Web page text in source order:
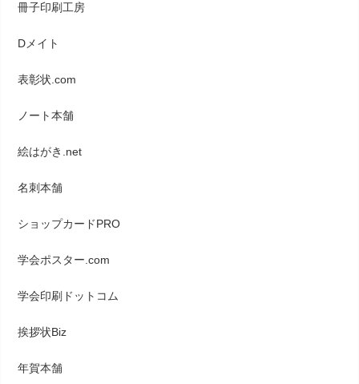
冊子印刷工房
Dメイト
表彰状.com
ノート本舗
絵はがき.net
名刺本舗
ショップカードPRO
学会ポスター.com
学会印刷ドットコム
挨拶状Biz
年賀本舗